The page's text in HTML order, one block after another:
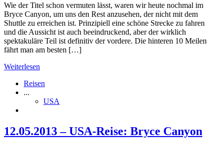
Wie der Titel schon vermuten lässt, waren wir heute nochmal im
Bryce Canyon, um uns den Rest anzusehen, der nicht mit dem
Shuttle zu erreichen ist. Prinzipiell eine schöne Strecke zu fahren
und die Aussicht ist auch beeindruckend, aber der wirklich
spektakuläre Teil ist definitiv der vordere. Die hinteren 10 Meilen
fährt man am besten […]
Weiterlesen
Reisen
...
USA
12.05.2013 – USA-Reise: Bryce Canyon